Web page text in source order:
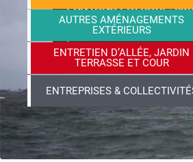
AUTRES AMÉNAGEMENTS
EXTÉRIEURS
ENTRETIEN D’ALLÉE, JARDIN
TERRASSE ET COUR
ENTREPRISES &